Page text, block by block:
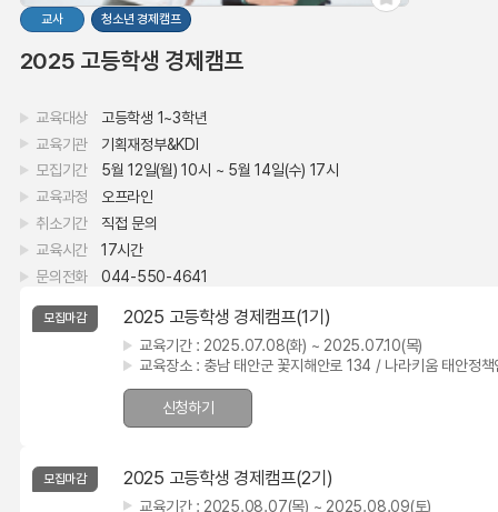
교사 청소년 경제캠프
2025 고등학생 경제캠프
교육대상
고등학생 1~3학년
교육기관
기획재정부&KDI
모집기간
5월 12일(월) 10시 ~ 5월 14일(수) 17시
교육과정
오프라인
취소기간
직접 문의
교육시간
17시간
문의전화
044-550-4641
모집마감 2025 고등학생 경제캠프(1기)
교육기간 : 2025.07.08(화) ~ 2025.07.10(목)
교육장소 : 충남 태안군 꽃지해안로 134 / 나라키움 태안정책
신청하기
모집마감 2025 고등학생 경제캠프(2기)
교육기간 : 2025.08.07(목) ~ 2025.08.09(토)